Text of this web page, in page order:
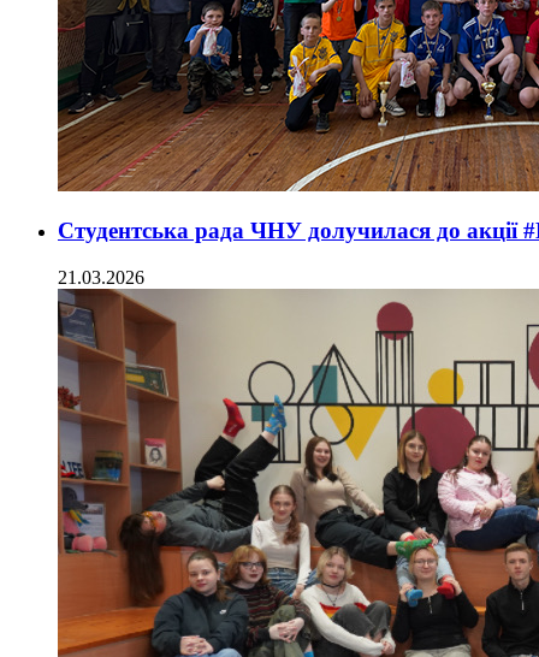
Студентська рада ЧНУ долучилася до акції
21.03.2026